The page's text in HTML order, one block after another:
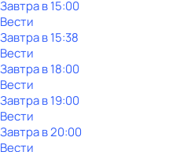
Завтра в 15:00
Вести
Завтра в 15:38
Вести
Завтра в 18:00
Вести
Завтра в 19:00
Вести
Завтра в 20:00
Вести